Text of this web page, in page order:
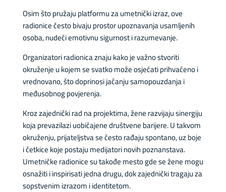
Osim što pružaju platformu za umetnički izraz, ove
radionice često bivaju prostor upoznavanja usamljenih
osoba, nudeći emotivnu sigurnost i razumevanje.
Organizatori radionica znaju kako je važno stvoriti
okruženje u kojem se svatko može osjećati prihvaćeno i
vrednovano, što doprinosi jačanju samopouzdanja i
međusobnog povjerenja.
Kroz zajednički rad na projektima, žene razvijaju sinergiju
koja prevazilazi uobičajene društvene barijere. U takvom
okruženju, prijateljstva se često rađaju spontano, uz boje
i četkice koje postaju medijatori novih poznanstava.
Umetničke radionice su takođe mesto gde se žene mogu
osnažiti i inspirisati jedna drugu, dok zajednički tragaju za
sopstvenim izrazom i identitetom.